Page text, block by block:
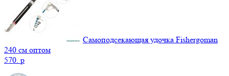
Самоподсекающая удочка Fishergoman
240 см оптом
570. p